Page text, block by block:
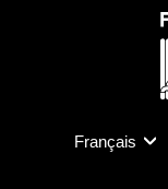
Langue
Français